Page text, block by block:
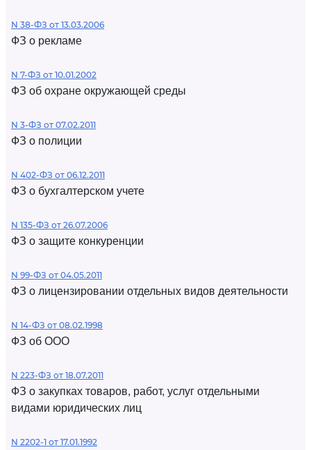
N 38-ФЗ от 13.03.2006
ФЗ о рекламе
N 7-ФЗ от 10.01.2002
ФЗ об охране окружающей среды
N 3-ФЗ от 07.02.2011
ФЗ о полиции
N 402-ФЗ от 06.12.2011
ФЗ о бухгалтерском учете
N 135-ФЗ от 26.07.2006
ФЗ о защите конкуренции
N 99-ФЗ от 04.05.2011
ФЗ о лицензировании отдельных видов деятельности
N 14-ФЗ от 08.02.1998
ФЗ об ООО
N 223-ФЗ от 18.07.2011
ФЗ о закупках товаров, работ, услуг отдельными
видами юридических лиц
N 2202-1 от 17.01.1992